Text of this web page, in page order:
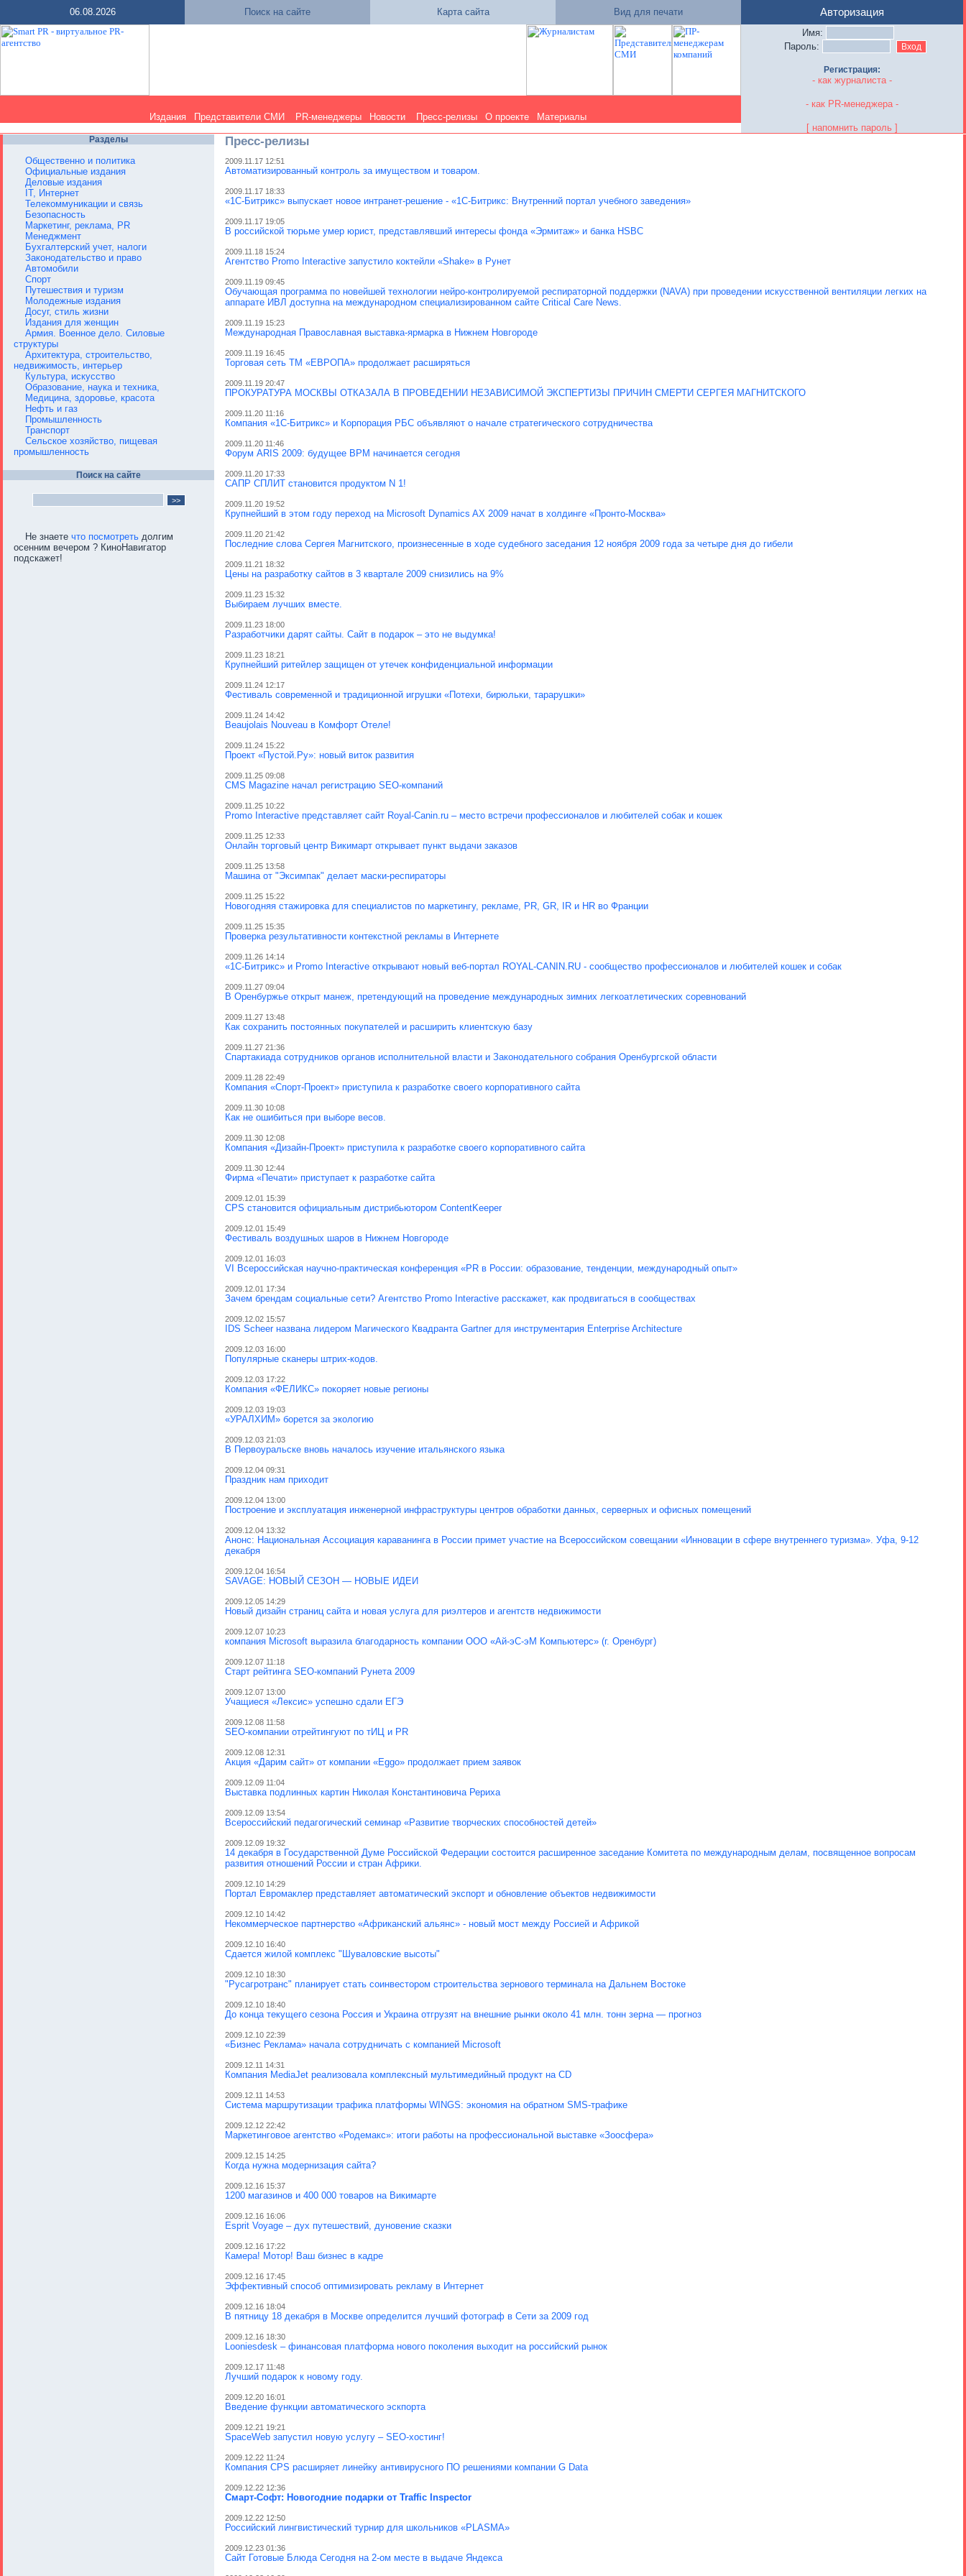
06.08.2026 Поиск на сайте Карта сайта Вид для печати
Издания Представители СМИ PR-менеджеры Новости Пресс-релизы О проекте Материалы
Авторизация
Имя:
Пароль:
Регистрация:
- как журналиста -
- как PR-менеджера -
[ напомнить пароль ]
Разделы
Общественно и политика
Официальные издания
Деловые издания
IT, Интернет
Телекоммуникации и связь
Безопасность
Маркетинг, реклама, PR
Менеджмент
Бухгалтерский учет, налоги
Законодательство и право
Автомобили
Спорт
Путешествия и туризм
Молодежные издания
Досуг, стиль жизни
Издания для женщин
Армия. Военное дело. Силовые
структуры
Архитектура, строительство,
недвижимость, интерьер
Культура, искусство
Образование, наука и техника,
Медицина, здоровье, красота
Нефть и газ
Промышленность
Транспорт
Сельское хозяйство, пищевая
промышленность
Поиск на сайте
Не знаете что посмотреть долгим
осенним вечером ? КиноНавигатор
подскажет!
Пресс-релизы
2009.11.17 12:51
Автоматизированный контроль за имуществом и товаром.
2009.11.17 18:33
«1С-Битрикс» выпускает новое интранет-решение - «1С-Битрикс: Внутренний портал учебного заведения»
2009.11.17 19:05
В российской тюрьме умер юрист, представлявший интересы фонда «Эрмитаж» и банка HSBC
2009.11.18 15:24
Агентство Promo Interactive запустило коктейли «Shake» в Рунет
2009.11.19 09:45
Обучающая программа по новейшей технологии нейро-контролируемой респираторной поддержки (NAVA) при проведении искусственной вентиляции легких на
аппарате ИВЛ доступна на международном специализированном сайте Critical Care News.
2009.11.19 15:23
Международная Православная выставка-ярмарка в Нижнем Новгороде
2009.11.19 16:45
Торговая сеть ТМ «ЕВРОПА» продолжает расширяться
2009.11.19 20:47
ПРОКУРАТУРА МОСКВЫ ОТКАЗАЛА В ПРОВЕДЕНИИ НЕЗАВИСИМОЙ ЭКСПЕРТИЗЫ ПРИЧИН СМЕРТИ СЕРГЕЯ МАГНИТСКОГО
2009.11.20 11:16
Компания «1С-Битрикс» и Корпорация РБС объявляют о начале стратегического сотрудничества
2009.11.20 11:46
Форум ARIS 2009: будущее BPM начинается сегодня
2009.11.20 17:33
САПР СПЛИТ становится продуктом N 1!
2009.11.20 19:52
Крупнейший в этом году переход на Microsoft Dynamics AX 2009 начат в холдинге «Пронто-Москва»
2009.11.20 21:42
Последние слова Сергея Магнитского, произнесенные в ходе судебного заседания 12 ноября 2009 года за четыре дня до гибели
2009.11.21 18:32
Цены на разработку сайтов в 3 квартале 2009 снизились на 9%
2009.11.23 15:32
Выбираем лучших вместе.
2009.11.23 18:00
Разработчики дарят сайты. Сайт в подарок – это не выдумка!
2009.11.23 18:21
Крупнейший ритейлер защищен от утечек конфиденциальной информации
2009.11.24 12:17
Фестиваль современной и традиционной игрушки «Потехи, бирюльки, тарарушки»
2009.11.24 14:42
Beaujolais Nouveau в Комфорт Отеле!
2009.11.24 15:22
Проект «Пустой.Ру»: новый виток развития
2009.11.25 09:08
CMS Magazine начал регистрацию SEO-компаний
2009.11.25 10:22
Promo Interactive представляет сайт Royal-Canin.ru – место встречи профессионалов и любителей собак и кошек
2009.11.25 12:33
Онлайн торговый центр Викимарт открывает пункт выдачи заказов
2009.11.25 13:58
Машина от "Эксимпак" делает маски-респираторы
2009.11.25 15:22
Новогодняя стажировка для специалистов по маркетингу, рекламе, PR, GR, IR и HR во Франции
2009.11.25 15:35
Проверка результативности контекстной рекламы в Интернете
2009.11.26 14:14
«1С-Битрикс» и Promo Interactive открывают новый веб-портал ROYAL-CANIN.RU - сообщество профессионалов и любителей кошек и собак
2009.11.27 09:04
В Оренбуржье открыт манеж, претендующий на проведение международных зимних легкоатлетических соревнований
2009.11.27 13:48
Как сохранить постоянных покупателей и расширить клиентскую базу
2009.11.27 21:36
Спартакиада сотрудников органов исполнительной власти и Законодательного собрания Оренбургской области
2009.11.28 22:49
Компания «Спорт-Проект» приступила к разработке своего корпоративного сайта
2009.11.30 10:08
Как не ошибиться при выборе весов.
2009.11.30 12:08
Компания «Дизайн-Проект» приступила к разработке своего корпоративного сайта
2009.11.30 12:44
Фирма «Печати» приступает к разработке сайта
2009.12.01 15:39
CPS становится официальным дистрибьютором ContentKeeper
2009.12.01 15:49
Фестиваль воздушных шаров в Нижнем Новгороде
2009.12.01 16:03
VI Всероссийская научно-практическая конференция «PR в России: образование, тенденции, международный опыт»
2009.12.01 17:34
Зачем брендам социальные сети? Агентство Promo Interactive расскажет, как продвигаться в сообществах
2009.12.02 15:57
IDS Scheer названа лидером Магического Квадранта Gartner для инструментария Enterprise Architecture
2009.12.03 16:00
Популярные сканеры штрих-кодов.
2009.12.03 17:22
Компания «ФЕЛИКС» покоряет новые регионы
2009.12.03 19:03
«УРАЛХИМ» борется за экологию
2009.12.03 21:03
В Первоуральске вновь началось изучение итальянского языка
2009.12.04 09:31
Праздник нам приходит
2009.12.04 13:00
Построение и эксплуатация инженерной инфраструктуры центров обработки данных, серверных и офисных помещений
2009.12.04 13:32
Анонс: Национальная Ассоциация караванинга в России примет участие на Всероссийском совещании «Инновации в сфере внутреннего туризма». Уфа, 9-12
декабря
2009.12.04 16:54
SAVAGE: НОВЫЙ СЕЗОН — НОВЫЕ ИДЕИ
2009.12.05 14:29
Новый дизайн страниц сайта и новая услуга для риэлтеров и агентств недвижимости
2009.12.07 10:23
компания Microsoft выразила благодарность компании ООО «Ай-эС-эМ Компьютерс» (г. Оренбург)
2009.12.07 11:18
Старт рейтинга SEO-компаний Рунета 2009
2009.12.07 13:00
Учащиеся «Лексис» успешно сдали ЕГЭ
2009.12.08 11:58
SEO-компании отрейтингуют по тИЦ и PR
2009.12.08 12:31
Акция «Дарим сайт» от компании «Eggo» продолжает прием заявок
2009.12.09 11:04
Выставка подлинных картин Николая Константиновича Рериха
2009.12.09 13:54
Всероссийский педагогический семинар «Развитие творческих способностей детей»
2009.12.09 19:32
14 декабря в Государственной Думе Российской Федерации состоится расширенное заседание Комитета по международным делам, посвященное вопросам
развития отношений России и стран Африки.
2009.12.10 14:29
Портал Евромаклер представляет автоматический экспорт и обновление объектов недвижимости
2009.12.10 14:42
Некоммерческое партнерство «Африканский альянс» - новый мост между Россией и Африкой
2009.12.10 16:40
Сдается жилой комплекс "Шуваловские высоты"
2009.12.10 18:30
"Русагротранс" планирует стать соинвестором строительства зернового терминала на Дальнем Востоке
2009.12.10 18:40
До конца текущего сезона Россия и Украина отгрузят на внешние рынки около 41 млн. тонн зерна — прогноз
2009.12.10 22:39
«Бизнес Реклама» начала сотрудничать с компанией Microsoft
2009.12.11 14:31
Компания MediaJet реализовала комплексный мультимедийный продукт на CD
2009.12.11 14:53
Система маршрутизации трафика платформы WINGS: экономия на обратном SMS-трафике
2009.12.12 22:42
Маркетинговое агентство «Родемакс»: итоги работы на профессиональной выставке «Зоосфера»
2009.12.15 14:25
Когда нужна модернизация сайта?
2009.12.16 15:37
1200 магазинов и 400 000 товаров на Викимарте
2009.12.16 16:06
Esprit Voyage – дух путешествий, дуновение сказки
2009.12.16 17:22
Камера! Мотор! Ваш бизнес в кадре
2009.12.16 17:45
Эффективный способ оптимизировать рекламу в Интернет
2009.12.16 18:04
В пятницу 18 декабря в Москве определится лучший фотограф в Сети за 2009 год
2009.12.16 18:30
Looniesdesk – финансовая платформа нового поколения выходит на российский рынок
2009.12.17 11:48
Лучший подарок к новому году.
2009.12.20 16:01
Введение функции автоматического эскпорта
2009.12.21 19:21
SpaceWeb запустил новую услугу – SEO-хостинг!
2009.12.22 11:24
Компания CPS расширяет линейку антивирусного ПО решениями компании G Data
2009.12.22 12:36
Смарт-Софт: Новогодние подарки от Traffic Inspector
2009.12.22 12:50
Российский лингвистический турнир для школьников «PLASMA»
2009.12.23 01:36
Сайт Готовые Блюда Сегодня на 2-ом месте в выдаче Яндекса